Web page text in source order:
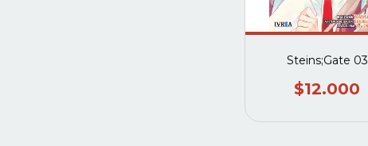
Steins;Gate 03
$12.000